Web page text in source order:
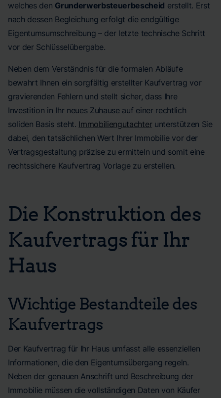
welches den Grunderwerbsteuerbescheid erstellt. Erst
nach dessen Begleichung erfolgt die endgültige
Eigentumsumschreibung – der letzte technische Schritt
vor der Schlüsselübergabe.
Neben dem Verständnis für die formalen Abläufe
bewahrt Ihnen ein sorgfältig erstellter Kaufvertrag vor
gravierenden Fehlern und stellt sicher, dass Ihre
Investition in Ihr neues Zuhause auf einer rechtlich
soliden Basis steht. Immobiliengutachterunterstützen Sie
dabei, den tatsächlichen Wert Ihrer Immobilie vor der
Vertragsgestaltung präzise zu ermitteln und somit eine
rechtssichere Kaufvertrag Vorlage zu erstellen.
Die Konstruktion des
Kaufvertrags für Ihr
Haus
Wichtige Bestandteile des
Kaufvertrags
Der Kaufvertrag für Ihr Haus umfasst alle essenziellen
Informationen, die den Eigentumsübergang regeln.
Neben der genauen Anschrift und Beschreibung der
Immobilie müssen die vollständigen Daten von Käufer